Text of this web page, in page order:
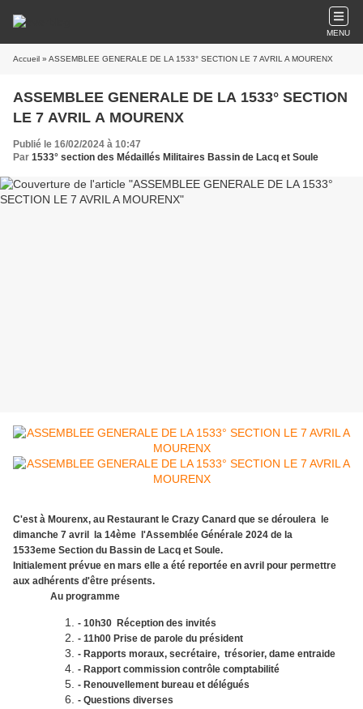
MENU
Accueil » ASSEMBLEE GENERALE DE LA 1533° SECTION LE 7 AVRIL A MOURENX
ASSEMBLEE GENERALE DE LA 1533° SECTION
LE 7 AVRIL A MOURENX
Publié le 16/02/2024 à 10:47
Par 1533° section des Médaillés Militaires Bassin de Lacq et Soule
C'est à Mourenx, au Restaurant le Crazy Canard que se déroulera le
dimanche 7 avril la 14ème l'Assemblée Générale 2024 de la
1533eme Section du Bassin de Lacq et Soule.
Initialement prévue en mars elle a été reportée en avril pour permettre
aux adhérents d'être présents.
Au programme
- 10h30 Réception des invités
- 11h00 Prise de parole du président
- Rapports moraux, secrétaire, trésorier, dame entraide
- Rapport commission contrôle comptabilité
- Renouvellement bureau et délégués
- Questions diverses